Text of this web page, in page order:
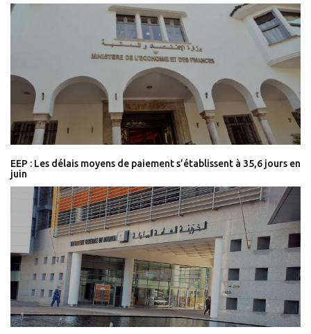
EEP : Les délais moyens de paiement s’établissent à 35,6 jours en
juin